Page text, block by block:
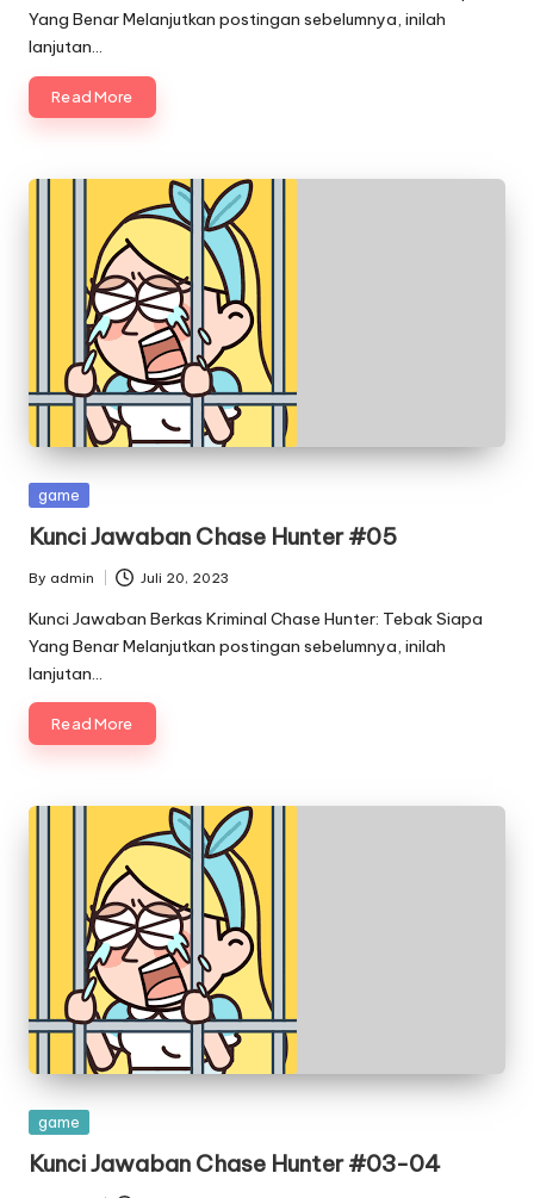
Yang Benar Melanjutkan postingan sebelumnya, inilah
lanjutan…
Read More
Posted
game
Kunci Jawaban Chase Hunter #05
Posted
by
By admin Juli 20, 2023
Kunci Jawaban Berkas Kriminal Chase Hunter: Tebak Siapa
Yang Benar Melanjutkan postingan sebelumnya, inilah
lanjutan…
Read More
Posted
game
Kunci Jawaban Chase Hunter #03-04